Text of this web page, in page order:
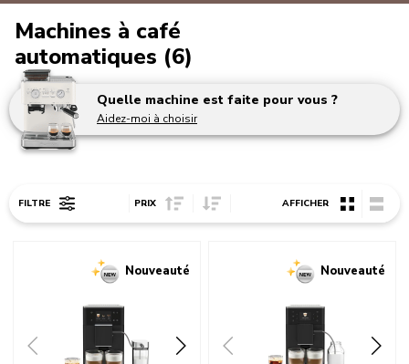
Machines à café
automatiques (6)
Quelle machine est faite pour vous ?
Aidez-moi à choisir
FILTRE PRIX Sort Price ascending
Sort Price descending
AFFICHER
Nouveauté
Nouveauté